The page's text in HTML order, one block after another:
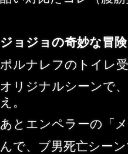
ジョジョの奇妙な冒険
ポルナレフのトイレ
オリジナルシーンで
え。
あとエンペラーの「
んで、ブ男死亡シー